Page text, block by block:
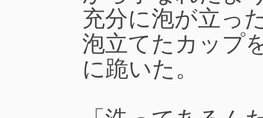
充分に泡が立っ
泡立てたカップ
に跪いた。